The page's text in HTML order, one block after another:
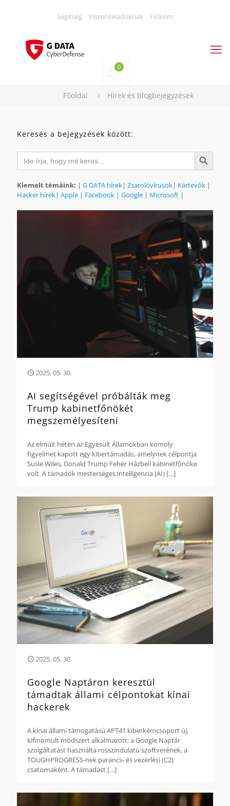
Segítség Viszonteladóknak Fiókom
0
Főoldal Hírek és blogbejegyzések
Keresés a bejegyzések között:
Search
for: Search Button
Kiemelt témáink: | G DATA hírek| Zsarolóvírusok| Kártevők |
Hacker hírek| Apple | Facebook | Google | Microsoft |
2025. 05. 30.
AI segítségével próbálták meg
Trump kabinetfőnökét
megszemélyesíteni
Az elmúlt héten az Egyesült Államokban komoly
figyelmet kapott egy kibertámadás, amelynek célpontja
Susie Wiles, Donald Trump Fehér Házbeli kabinetfőnöke
volt. A támadók mesterséges intelligencia (AI) […]
2025. 05. 30.
Google Naptáron keresztül
támadtak állami célpontokat kínai
hackerek
A kínai állami támogatású APT41 kiberkémcsoport új,
kifinomult módszert alkalmazott: a Google Naptár
szolgáltatást használta rosszindulatú szoftverének, a
TOUGHPROGRESS-nek parancs- és vezérlési (C2)
csatornaként. A támadást […]